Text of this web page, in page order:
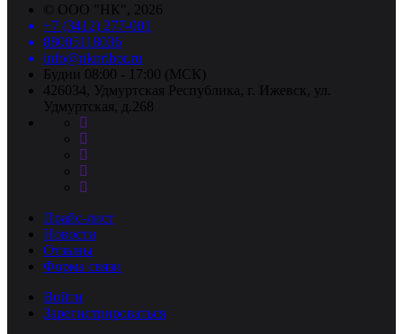
© ООО "НК", 2026
+7 (3412) 277-001
88005118036
info@nkpribor.ru
Будни 08:00 - 17:00 (МСК)
426034, Удмуртская Республика, г. Ижевск, ул.
Удмуртская, д.268
Прайс-лист
Новости
Отзывы
Форма связи
Войти
Зарегистрироваться